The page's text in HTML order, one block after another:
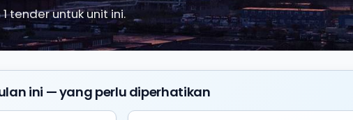
tender untuk unit ini.
ini — yang perlu diperhatikan